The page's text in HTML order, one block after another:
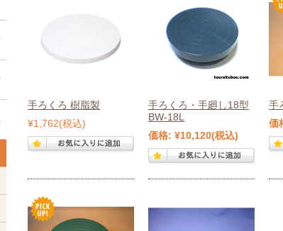
手ろくろ 樹脂製
¥1,762(税込)
手ろくろ・手廻し18型
BW-18L
価格: ¥10,120(税込)
手
価